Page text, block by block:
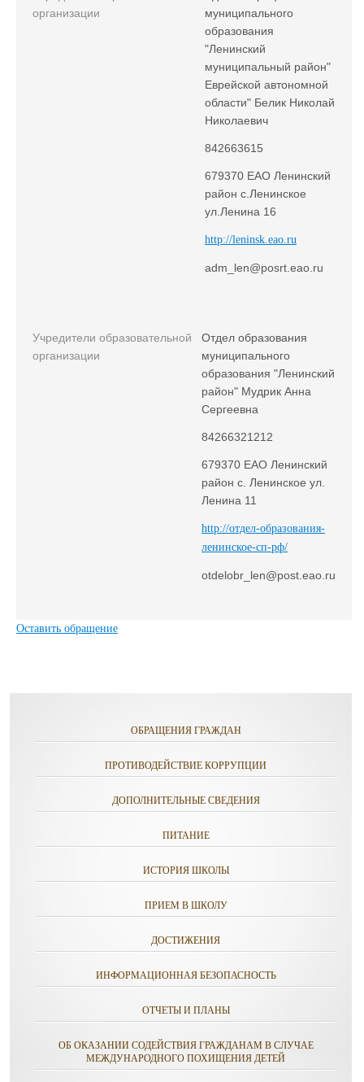
организации
муниципального
образования
"Ленинский
муниципальный район"
Еврейской автономной
области" Белик Николай
Николаевич
842663615
679370 ЕАО Ленинский
район с.Ленинское
ул.Ленина 16
http://leninsk.eao.ru
adm_len@posrt.eao.ru
Учредители образовательной
организации
Отдел образования
муниципального
образования "Ленинский
район" Мудрик Анна
Сергеевна
84266321212
679370 ЕАО Ленинский
район с. Ленинское ул.
Ленина 11
http://отдел-образования-
ленинское-сп-рф/
otdelobr_len@post.eao.ru
Оставить обращение
ОБРАЩЕНИЯ ГРАЖДАН
ПРОТИВОДЕЙСТВИЕ КОРРУПЦИИ
ДОПОЛНИТЕЛЬНЫЕ СВЕДЕНИЯ
ПИТАНИЕ
ИСТОРИЯ ШКОЛЫ
ПРИЕМ В ШКОЛУ
ДОСТИЖЕНИЯ
ИНФОРМАЦИОННАЯ БЕЗОПАСНОСТЬ
ОТЧЕТЫ И ПЛАНЫ
ОБ ОКАЗАНИИ СОДЕЙСТВИЯ ГРАЖДАНАМ В СЛУЧАЕ
МЕЖДУНАРОДНОГО ПОХИЩЕНИЯ ДЕТЕЙ